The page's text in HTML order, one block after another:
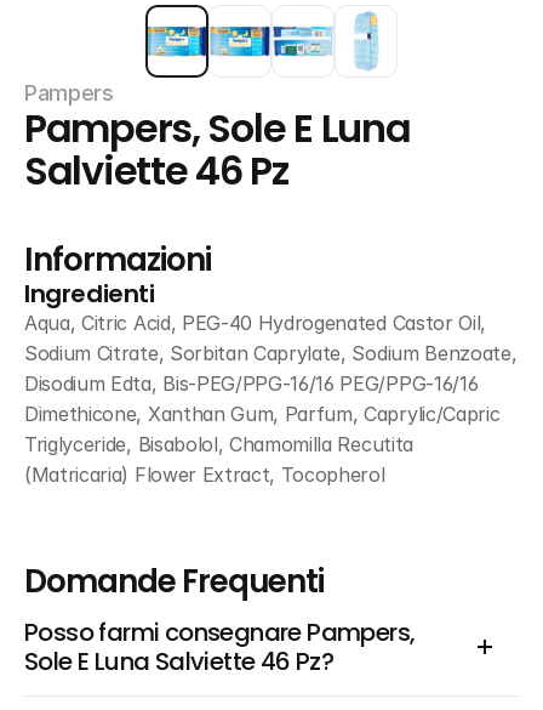
Pampers
Pampers, Sole E Luna
Salviette 46 Pz
Informazioni
Ingredienti
Aqua, Citric Acid, PEG-40 Hydrogenated Castor Oil,
Sodium Citrate, Sorbitan Caprylate, Sodium Benzoate,
Disodium Edta, Bis-PEG/PPG-16/16 PEG/PPG-16/16
Dimethicone, Xanthan Gum, Parfum, Caprylic/Capric
Triglyceride, Bisabolol, Chamomilla Recutita
(Matricaria) Flower Extract, Tocopherol
Domande Frequenti
Posso farmi consegnare Pampers,
Sole E Luna Salviette 46 Pz?